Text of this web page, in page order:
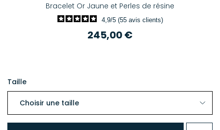
Bracelet Or Jaune et Perles de résine
4,9/5 (55 avis clients)
245,00 €
Taille